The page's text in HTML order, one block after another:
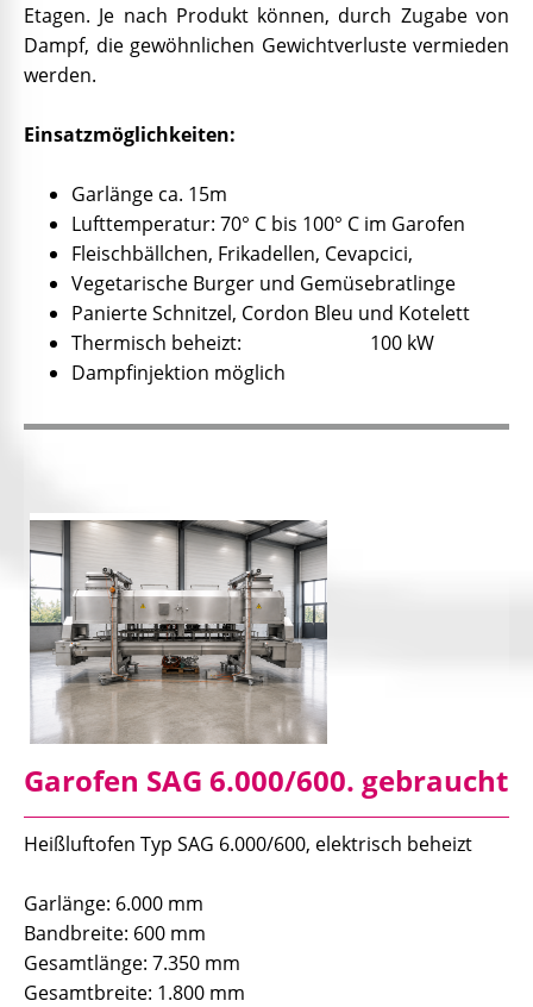
Etagen. Je nach Produkt können, durch Zugabe von
Dampf, die gewöhnlichen Gewichtverluste vermieden
werden.
Einsatzmöglichkeiten:
Garlänge ca. 15m
Lufttemperatur: 70° C bis 100° C im Garofen
Fleischbällchen, Frikadellen, Cevapcici,
Vegetarische Burger und Gemüsebratlinge
Panierte Schnitzel, Cordon Bleu und Kotelett
Thermisch beheizt: 100 kW
Dampfinjektion möglich
Garofen SAG 6.000/600. gebraucht
Heißluftofen Typ SAG 6.000/600, elektrisch beheizt
Garlänge: 6.000 mm
Bandbreite: 600 mm
Gesamtlänge: 7.350 mm
Gesamtbreite: 1.800 mm